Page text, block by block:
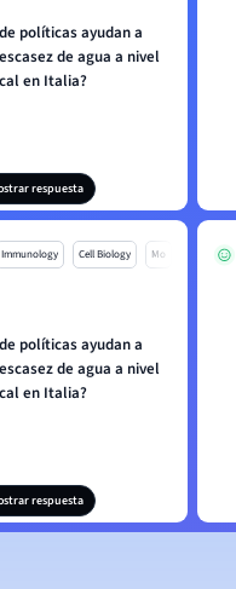
políticas ayudan a
de agua a nivel
en Italia?
respuesta
Immunology Cell Biology Mo
políticas ayudan a
de agua a nivel
en Italia?
respuesta